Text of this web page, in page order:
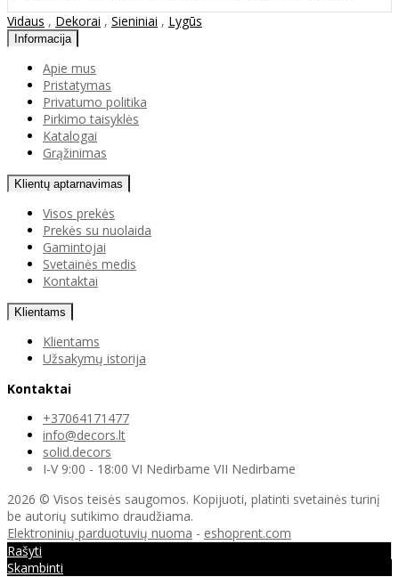
Vidaus , Dekorai , Sieniniai , Lygūs
Informacija
Apie mus
Pristatymas
Privatumo politika
Pirkimo taisyklės
Katalogai
Grąžinimas
Klientų aptarnavimas
Visos prekės
Prekės su nuolaida
Gamintojai
Svetainės medis
Kontaktai
Klientams
Klientams
Užsakymų istorija
Kontaktai
+37064171477
info@decors.lt
solid.decors
I-V 9:00 - 18:00 VI Nedirbame VII Nedirbame
2026 © Visos teisės saugomos. Kopijuoti, platinti svetainės turinį
be autorių sutikimo draudžiama.
Elektroninių parduotuvių nuoma - eshoprent.com
Rašyti
Skambinti